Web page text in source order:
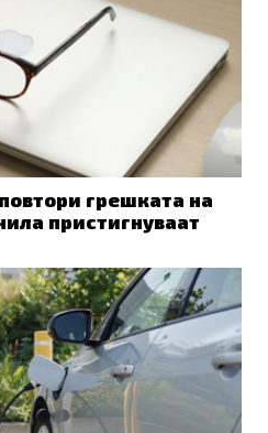
грешката на
пристигнуваат